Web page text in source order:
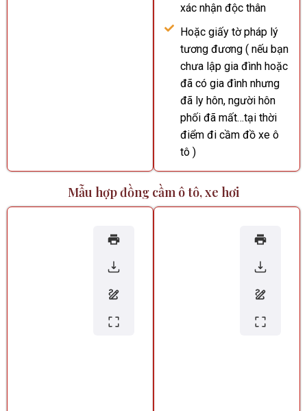
xác nhận độc thân
Hoặc giấy tờ pháp lý
tương đương ( nếu bạn
chưa lập gia đình hoặc
đã có gia đình nhưng
đã ly hôn, người hôn
phối đã mất…tại thời
điểm đi cầm đồ xe ô
tô )
Mẫu hợp đồng cầm ô tô, xe hơi